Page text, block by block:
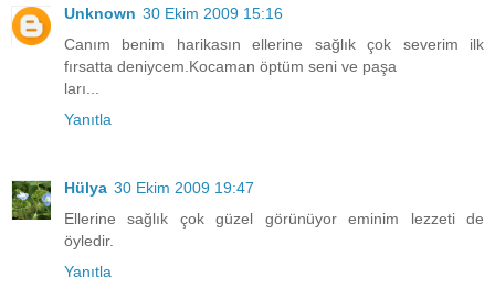
Unknown 30 Ekim 2009 15:16
Canım benim harikasın ellerine sağlık çok severim ilk
fırsatta deniycem.Kocaman öptüm seni ve paşa
ları...
Yanıtla
Hülya 30 Ekim 2009 19:47
Ellerine sağlık çok güzel görünüyor eminim lezzeti de
öyledir.
Yanıtla